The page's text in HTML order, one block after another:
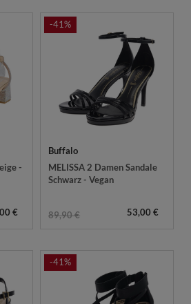
-
€
-41%
Buffalo
MELISSA 2 Damen Sandale
Schwarz - Vegan
89,90 € 53,00 €
-41%